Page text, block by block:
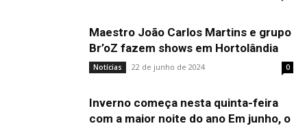
Maestro João Carlos Martins e grupo
Br’oZ fazem shows em Hortolândia
Notícias 22 de junho de 2024 0
Inverno começa nesta quinta-feira
com a maior noite do ano Em junho, o